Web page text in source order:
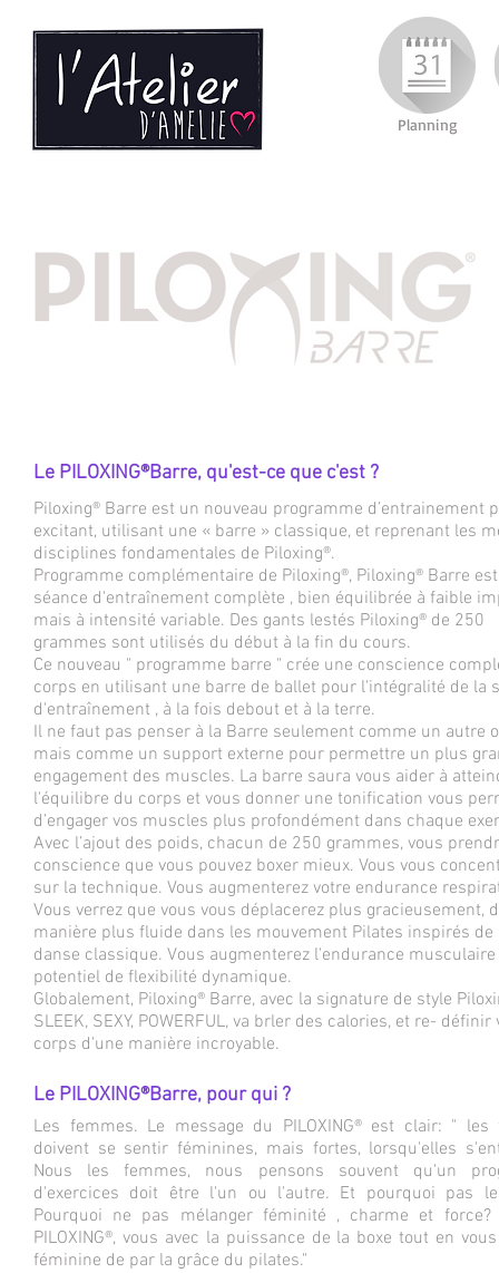
Le PILOXING®Barre, qu'est-ce que c'est ?
Piloxing® Barre est un nouveau programme d’entrainement
excitant, utilisant une « barre » classique, et reprenant les
disciplines fondamentales de Piloxing®.
Programme complémentaire de Piloxing®, Piloxing® Barre
séance d'entraînement complète , bien équilibrée à faible
mais à intensité variable. Des gants lestés Piloxing® de 250
grammes sont utilisés du début à la fin du cours.
Ce nouveau " programme barre " crée une conscience
corps en utilisant une barre de ballet pour l'intégralité de la
d'entraînement , à la fois debout et à la terre.
Il ne faut pas penser à la Barre seulement comme un autre
mais comme un support externe pour permettre un plus
engagement des muscles. La barre saura vous aider à
l'équilibre du corps et vous donner une tonification vous
d’engager vos muscles plus profondément dans chaque
Avec l’ajout des poids, chacun de 250 grammes, vous
conscience que vous pouvez boxer mieux. Vous vous
sur la technique. Vous augmenterez votre endurance
Vous verrez que vous vous déplacerez plus gracieusement,
manière plus fluide dans les mouvement Pilates inspirés de
danse classique. Vous augmenterez l'endurance
potentiel de flexibilité dynamique.
Globalement, Piloxing® Barre, avec la signature de style
SLEEK, SEXY, POWERFUL, va brler des calories, et re- définir
corps d'une manière incroyable.
Le PILOXING®Barre, pour qui ?
Les femmes. Le message du PILOXING® est clair: " les
doivent se sentir féminines, mais fortes, lorsqu'elles
Nous les femmes, nous pensons souvent qu'un
d'exercices doit être l'un ou l'autre. Et pourquoi pas
Pourquoi ne pas mélanger féminité , charme et force?
PILOXING®, vous avec la puissance de la boxe tout en
féminine de par la grâce du pilates."
Planning